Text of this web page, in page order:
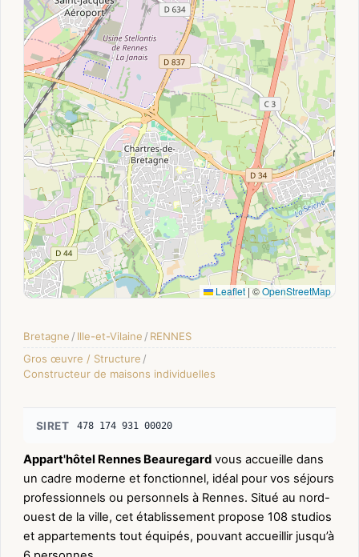
Leaflet | ©OpenStreetMap
Bretagne / Ille-et-Vilaine / RENNES
Gros œuvre / Structure /
Constructeur de maisons individuelles
SIRET 478 174 931 00020
Appart'hôtel Rennes Beauregard vous accueille dans
un cadre moderne et fonctionnel, idéal pour vos séjours
professionnels ou personnels à Rennes. Situé au nord-
ouest de la ville, cet établissement propose 108 studios
et appartements tout équipés, pouvant accueillir jusqu’à